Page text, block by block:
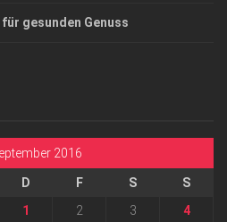
für gesunden Genuss
2016
D F S
S
1
2 3 4